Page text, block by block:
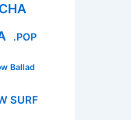
.POP
Ballad
SURF